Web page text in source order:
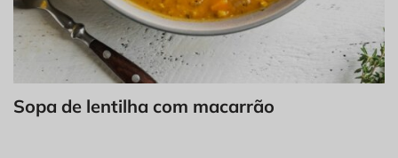
Sopa de lentilha com macarrão